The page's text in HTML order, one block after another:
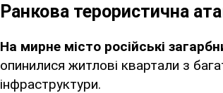
Ранкова терористична
На мирне місто російські
опинилися житлові квартали з
інфраструктури.